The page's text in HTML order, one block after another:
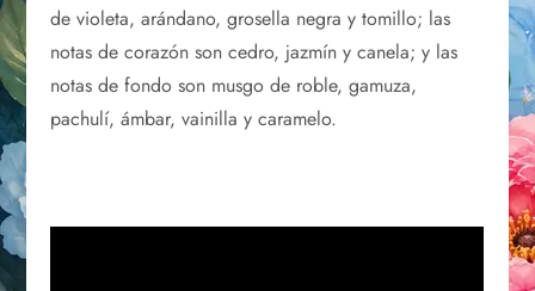
de violeta, arándano, grosella negra y tomillo; las
notas de corazón son cedro, jazmín y canela; y las
notas de fondo son musgo de roble, gamuza,
pachulí, ámbar, vainilla y caramelo.